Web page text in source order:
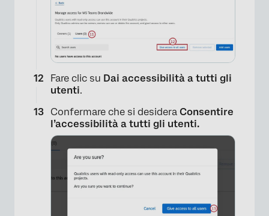
Fare clic su Dai accessibilità a tutti gli
utenti.
Confermare che si desidera Consentire
l’accessibilità a tutti gli utenti.